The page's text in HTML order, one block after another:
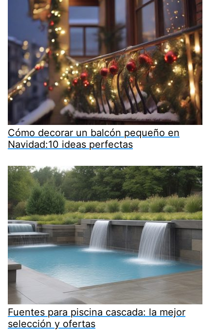
Cómo decorar un balcón pequeño en
Navidad:10 ideas perfectas
Fuentes para piscina cascada: la mejor
selección y ofertas